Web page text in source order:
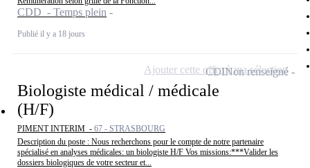
CDD - Temps plein
Publié il y a 18 jours
Biologiste médical / médicale
(H/F)
PIMENT INTERIM - 67 - STRASBOURG
Description du poste : Nous recherchons pour le compte de notre partenaire
spécialisé en analyses médicales: un biologiste H/F Vos missions:***Valider les
dossiers biologiques de votre secteur et...
CDINon renseigné
Ajouter cette offre à ma sélection